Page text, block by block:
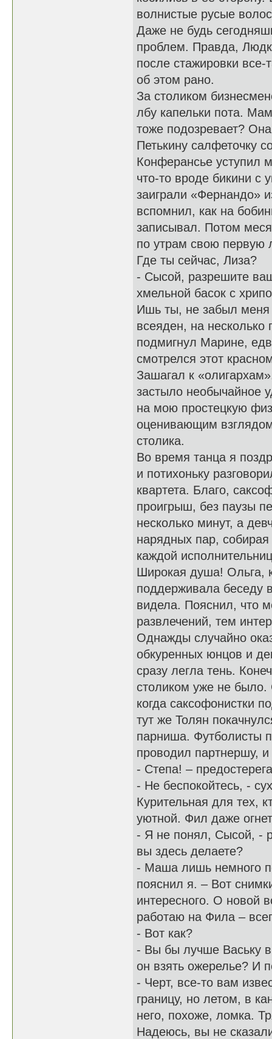
волнистые русые
Даже не будь
проблем. Правда,
после стажировки
об этом рано.
За столиком
лбу капельки пота.
тоже подозревает?
Петькину салфеточку
Конферансье уступил
что-то вроде бикини с
заиграли «Фернандо»
вспомнил, как на
записывал. Потом
по утрам свою первую
Где ты сейчас, Лиза?
- Сысой, разрешите
хмельной басок с
Ишь ты, не забыл меня
всеяден, на несколько
подмигнул Марине,
смотрелся этот
Зашагал к
застыло необычайное
на мою простецкую
оценивающим
столика.
Во время танца я
и потихоньку
квартета. Благо,
проигрыш, без паузы
несколько минут, а
нарядных пар,
каждой
Широкая душа! Ольга,
поддерживала беседу
видела. Пояснил, что
развлечений, тем
Однажды случайно
обкуренных юнцов и
сразу легла тень.
столиком уже не было.
когда саксофонистки
тут же Толян
парниша. Футболисты
проводил партнершу,
- Степа! –
- Не беспокойтесь, -
Курительная для тех,
уютной. Фил даже
- Я не понял, Сысой, -
вы здесь делаете?
- Маша лишь немного
пояснил я. – Вот
интересного. О новой
работаю на Фила –
- Вот как?
- Вы бы лучше Ваську в
он взять ожерелье? И
- Черт, все-то вам
границу, но летом, в
него, похоже, ломка.
Надеюсь, вы не